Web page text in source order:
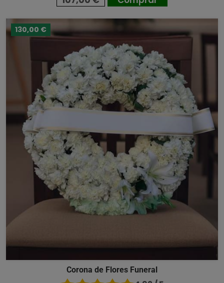
130,00 €
Corona de Flores Funeral